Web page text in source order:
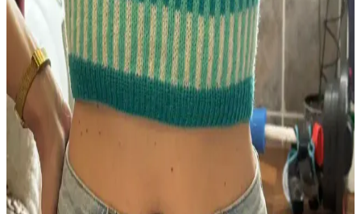
Tin Can Knits'in Bracken Yeleği: Kablo Örgü
Teknikleriyle İlk Giyilebilir Örgü Projesi
Bracken Yeleği, kablo örgü tekniklerini öğrenmek isteyenler için
tasarlanmış, esnek ve estetik bir modeldir. Malzeme ve renk seçimi
örgü detaylarını ön plana çıkarır, kişiselleştirmeye uygundur.
Scarfigan: Üstten Başlanan Özgün Eyer Omuzlu
Hırka Tasarımı ve Teknik Özellikleri
Scarfigan, üstten başlanarak örülen ve eyer omuz yapısına sahip
özgün bir hırka modelidir. Doğal renkler ve yerel düğmelerle sade
ve şık bir tasarım sunar, teknik ve estetik açıdan dikkat çeker.